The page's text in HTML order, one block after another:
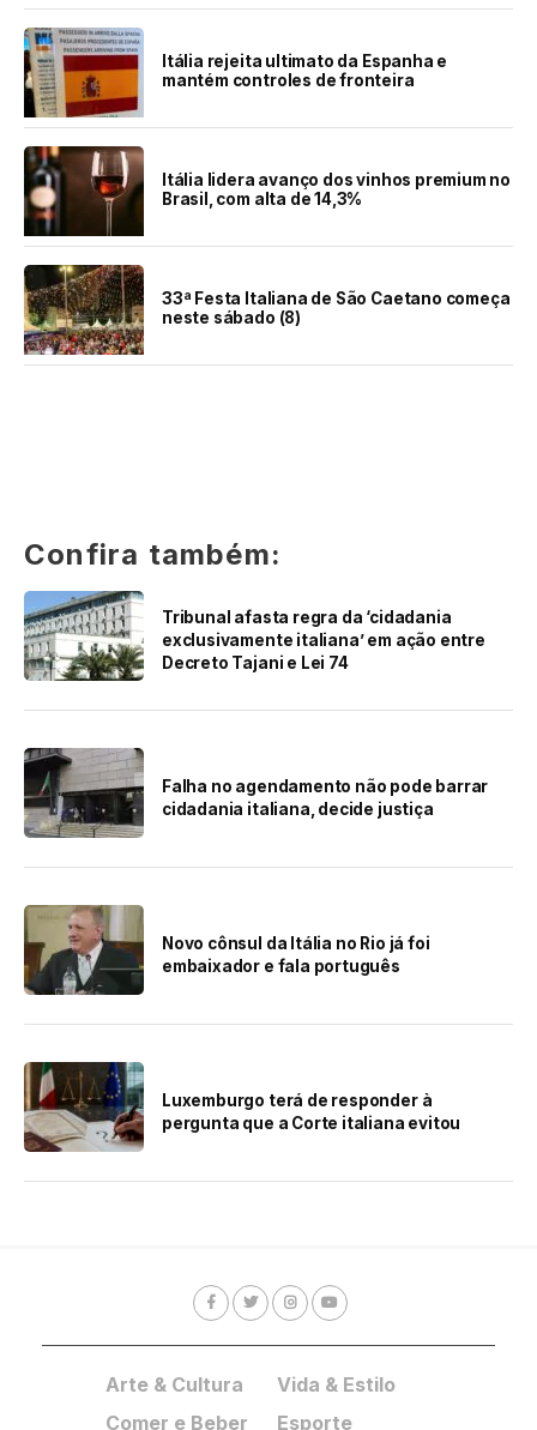
Itália rejeita ultimato da Espanha e
mantém controles de fronteira
Itália lidera avanço dos vinhos premium no
Brasil, com alta de 14,3%
33ª Festa Italiana de São Caetano começa
neste sábado (8)
Confira também:
Tribunal afasta regra da ‘cidadania
exclusivamente italiana’ em ação entre
Decreto Tajani e Lei 74
Falha no agendamento não pode barrar
cidadania italiana, decide justiça
Novo cônsul da Itália no Rio já foi
embaixador e fala português
Luxemburgo terá de responder à
pergunta que a Corte italiana evitou
Arte & Cultura
Comer e Beber
Vida & Estilo
Esporte